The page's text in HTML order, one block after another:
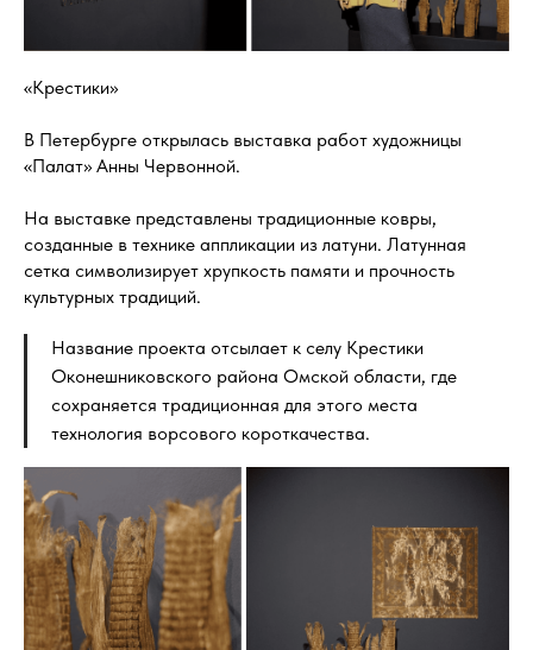
«Крестики»
В Петербурге открылась выставка работ художницы
«Палат» Анны Червонной.
На выставке представлены традиционные ковры,
созданные в технике аппликации из латуни. Латунная
сетка символизирует хрупкость памяти и прочность
культурных традиций.
Название проекта отсылает к селу Крестики
Оконешниковского района Омской области, где
сохраняется традиционная для этого места
технология ворсового короткачества.